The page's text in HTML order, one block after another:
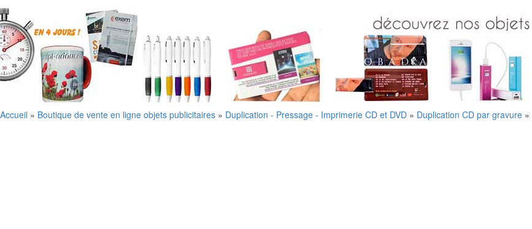
Accueil » Boutique de vente en ligne objets publicitaires » Duplication - Pressage - Imprimerie CD et DVD » Duplication CD par gravure »